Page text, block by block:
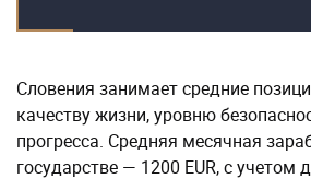
Словения занимает средние
качеству жизни, уровню
прогресса. Средняя месячная
государстве — 1200 EUR, с учетом